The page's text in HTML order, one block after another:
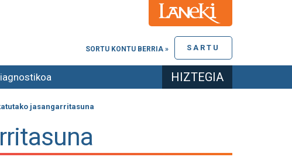
SARTU
SORTU KONTU BERRIA »
HIZTEGIA
jasangarritasuna